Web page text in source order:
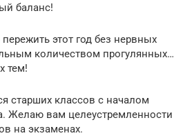
баланс!
этот год без нервных
количеством прогулянных…
тем!
старших классов с началом
Желаю вам целеустремленности
на экзаменах.